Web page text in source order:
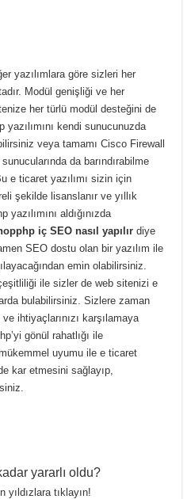
yazılımlara göre sizleri her
Modül genişliği ve her
her türlü modül desteğini de
yazılımını kendi sunucunuzda
veya tamamı Cisco Firewall
da barındırabilme
e ticaret yazılımı sizin için
şekilde lisanslanır ve yıllık
aldığınızda
iç SEO nasıl yapılırdiye
SEO dostu olan bir yazılım ile
emin olabilirsiniz.
ile sizler de web sitenizi e
bulabilirsiniz. Sizlere zaman
ihtiyaçlarınızı karşılamaya
gönül rahatlığı ile
uyumu ile e ticaret
kar etmesini sağlayıp,
yararlı oldu?
yıldızlara tıklayın!